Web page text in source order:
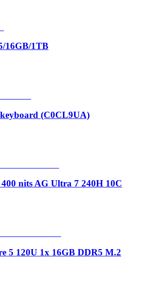
16GB/1TB
(C0CL9UA)
nits AG Ultra 7 240H 10C
5 120U 1x 16GB DDR5 M.2